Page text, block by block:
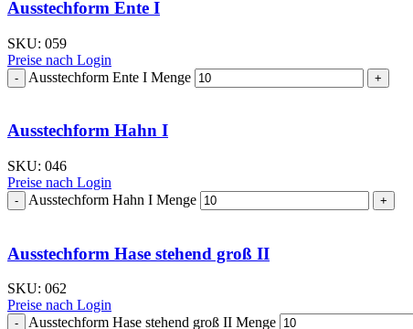
Ausstechform Ente I
SKU: 059
Preise nach Login
Ausstechform Ente I Menge
Ausstechform Hahn I
SKU: 046
Preise nach Login
Ausstechform Hahn I Menge
Ausstechform Hase stehend groß II
SKU: 062
Preise nach Login
Ausstechform Hase stehend groß II Menge